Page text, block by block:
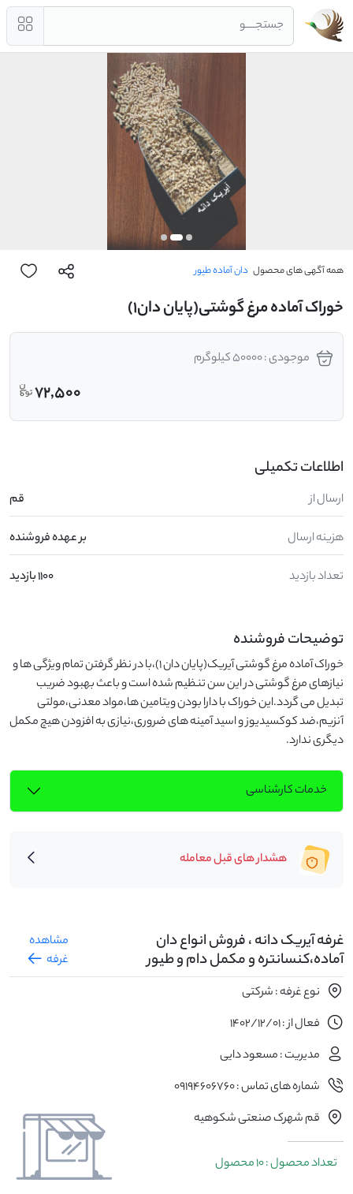
جستجــــو
همه آگهی های محصول دان آماده طیور
خوراک آماده مرغ گوشتی(پایان دان1)
موجودی : 50000 کیلوگرم
72,500
اطلاعات تکمیلی
ارسال از قم
هزینه ارسال بر عهده فروشنده
تعداد بازدید 1100 بازدید
توضیحات فروشنده
دیگری ندارد.
خدمات کارشناسی
هشدار های قبل معامله
غرفه آیریک دانه ، فروش انواع دان
آماده،کنسانتره و مکمل دام و طیور
مشاهده
غرفه
نوع غرفه : شرکتی
فعال از : 1402/12/01
مدیریت : مسعود دایی
شماره های تماس : 09194606760
قم شهرک صنعتی شکوهیه
تعداد محصول : 10 محصول